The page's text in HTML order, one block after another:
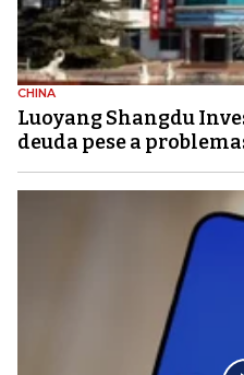
CHINA
Luoyang Shangdu
deuda pese a